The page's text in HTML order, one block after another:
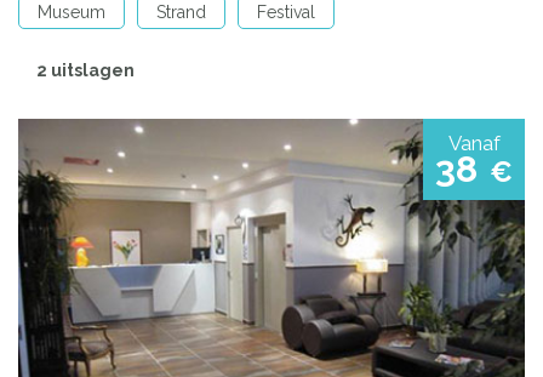
Museum Strand Festival
2 uitslagen
Vanaf
38 €